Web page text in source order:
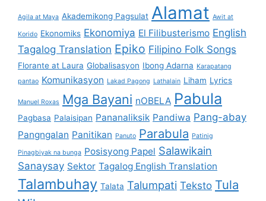
Agila at Maya Akademikong Pagsulat Alamat Awit at
Korido Ekonomiks Ekonomiya El Filibusterismo English
Tagalog Translation Epiko Filipino Folk Songs
Florante at Laura Globalisasyon Ibong Adarna Karapatang
pantao Komunikasyon Lakad Pagong Lathalain Liham Lyrics
Manuel Roxas Mga Bayani nOBELA Pabula
Pagbasa Palaisipan Pananaliksik Pandiwa Pang-abay
Pangngalan Panitikan Panuto Parabula Patinig
Pinagbiyak na bunga Posisyong Papel Salawikain
Sanaysay Sektor Tagalog English Translation
Talambuhay Talata Talumpati Teksto Tula